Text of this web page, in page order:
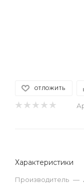
ОТЛОЖИТЬ
Характеристики
Производитель —